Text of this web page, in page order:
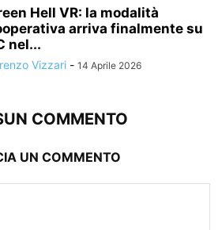
Hell VR: la modalità
arriva finalmente su
nel...
Vizzari - 14 Aprile 2026
COMMENTO
UN COMMENTO